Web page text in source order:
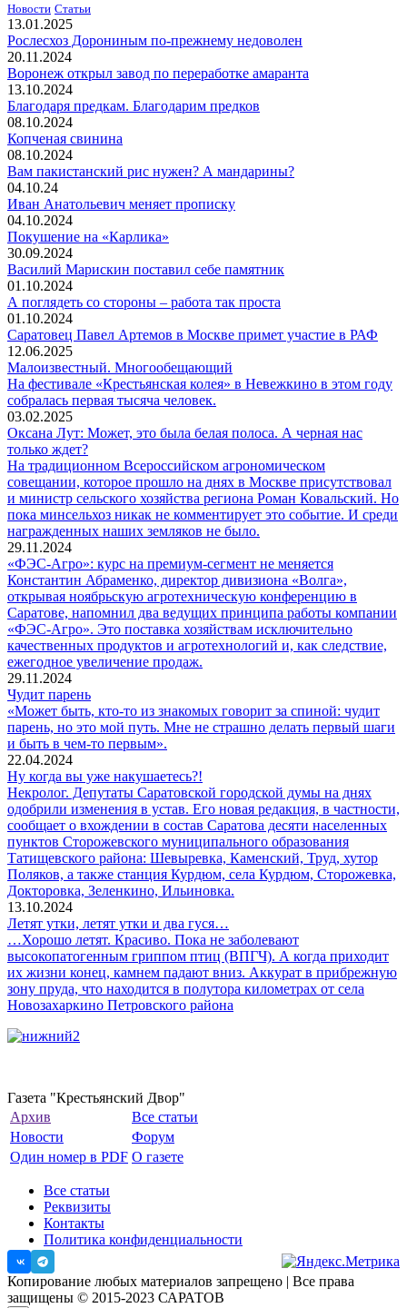
Новости Статьи
13.01.2025
Рослесхоз Дорониным по-прежнему недоволен
20.11.2024
Воронеж открыл завод по переработке амаранта
13.10.2024
Благодаря предкам. Благодарим предков
08.10.2024
Копченая свинина
08.10.2024
Вам пакистанский рис нужен? А мандарины?
04.10.24
Иван Анатольевич меняет прописку
04.10.2024
Покушение на «Карлика»
30.09.2024
Василий Марискин поставил себе памятник
01.10.2024
А поглядеть со стороны – работа так проста
01.10.2024
Саратовец Павел Артемов в Москве примет участие в РАФ
12.06.2025
Малоизвестный. Многообещающий
На фестивале «Крестьянская колея» в Невежкино в этом году
собралась первая тысяча человек.
03.02.2025
Оксана Лут: Может, это была белая полоса. А черная нас
только ждет?
На традиционном Всероссийском агрономическом
совещании, которое прошло на днях в Москве присутствовал
и министр сельского хозяйства региона Роман Ковальский. Но
пока минсельхоз никак не комментирует это событие. И среди
награжденных наших земляков не было.
29.11.2024
«ФЭС-Агро»: курс на премиум-сегмент не меняется
Константин Абраменко, директор дивизиона «Волга»,
открывая ноябрьскую агротехническую конференцию в
Саратове, напомнил два ведущих принципа работы компании
«ФЭС-Агро». Это поставка хозяйствам исключительно
качественных продуктов и агротехнологий и, как следствие,
ежегодное увеличение продаж.
29.11.2024
Чудит парень
«Может быть, кто-то из знакомых говорит за спиной: чудит
парень, но это мой путь. Мне не страшно делать первый шаги
и быть в чем-то первым».
22.04.2024
Ну когда вы уже накушаетесь?!
Некролог. Депутаты Саратовской городской думы на днях
одобрили изменения в устав. Его новая редакция, в частности,
сообщает о вхождении в состав Саратова десяти населенных
пунктов Сторожевского муниципального образования
Татищевского района: Шевыревка, Каменский, Труд, хутор
Поляков, а также станция Курдюм, села Курдюм, Сторожевка,
Докторовка, Зеленкино, Ильиновка.
13.10.2024
Летят утки, летят утки и два гуся…
…Хорошо летят. Красиво. Пока не заболевают
высокопатогенным гриппом птиц (ВПГЧ). А когда приходит
их жизни конец, камнем падают вниз. Аккурат в прибрежную
зону пруда, что находится в полутора километрах от села
Новозахаркино Петровского района
Газета "Крестьянский Двор"
Архив
Все статьи
Новости
Форум
Один номер в PDF О газете
Все статьи
Реквизиты
Контакты
Политика конфиденциальности
Копирование любых материалов запрещено | Все права
защищены © 2015-2023 САРАТОВ